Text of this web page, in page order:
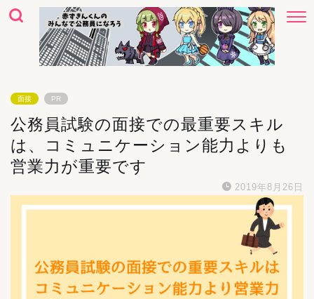
面接 PR
公務員試験の面接での最重要スキル
は、コミュニケーション能力よりも
営業力が重要です
2019年8月26日